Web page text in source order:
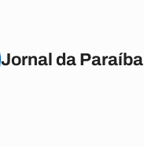
Jornal da Paraíba